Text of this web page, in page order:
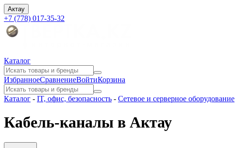
Актау
+7 (778) 017-35-32
Каталог
ИзбранноеСравнениеВойтиКорзина
Каталог - IT, офис, безопасность - Сетевое и серверное оборудование
Кабель-каналы в Актау